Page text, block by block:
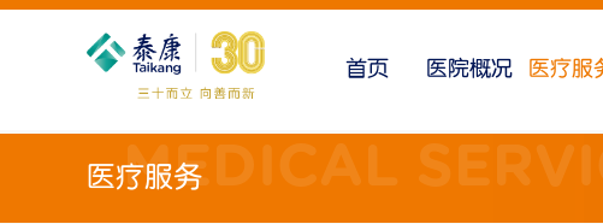
首页 医院概况 医疗服
医疗服务
MEDICAL